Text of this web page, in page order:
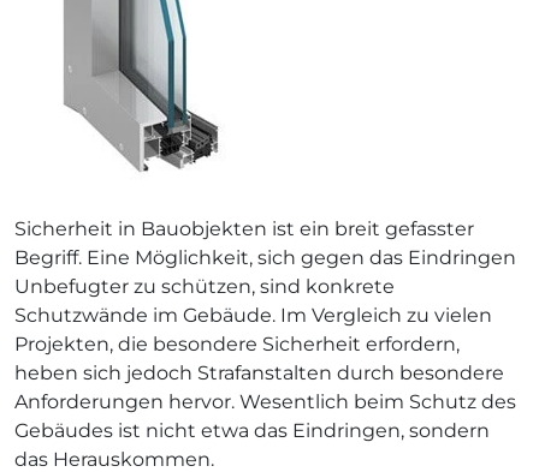
Sicherheit in Bauobjekten ist ein breit gefasster
Begriff. Eine Möglichkeit, sich gegen das Eindringen
Unbefugter zu schützen, sind konkrete
Schutzwände im Gebäude. Im Vergleich zu vielen
Projekten, die besondere Sicherheit erfordern,
heben sich jedoch Strafanstalten durch besondere
Anforderungen hervor. Wesentlich beim Schutz des
Gebäudes ist nicht etwa das Eindringen, sondern
das Herauskommen.